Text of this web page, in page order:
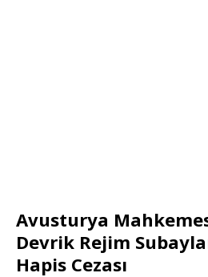
Avusturya
Devrik Rejim
Hapis Cezası